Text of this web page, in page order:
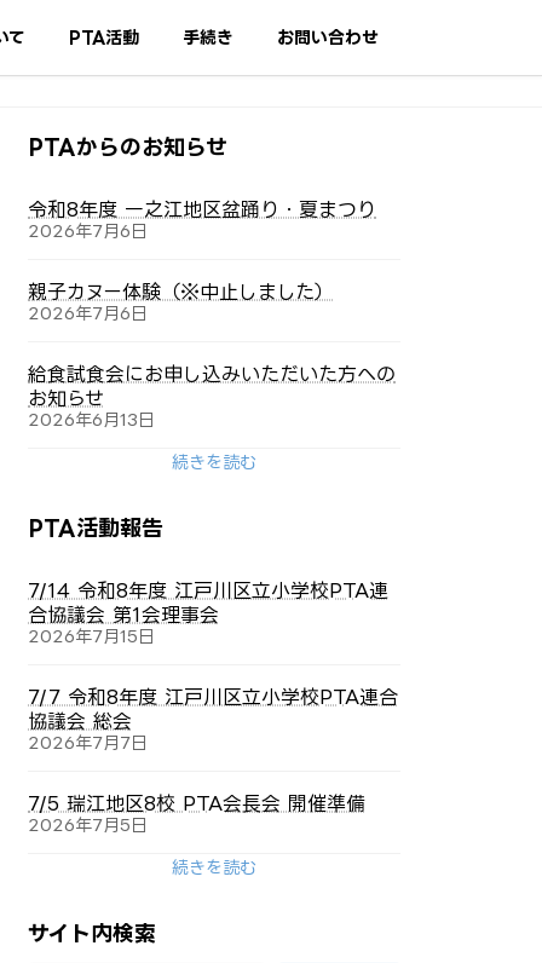
て PTA活動 手続き お問い合わせ
PTAからのお知らせ
令和8年度 一之江地区盆踊り・夏まつり
2026年7月6日
親子カヌー体験（※中止しました）
2026年7月6日
給食試食会にお申し込みいただいた方への
お知らせ
2026年6月13日
続きを読む
PTA活動報告
7/14 令和8年度 江戸川区立小学校PTA連
合協議会 第1会理事会
2026年7月15日
7/7 令和8年度 江戸川区立小学校PTA連合
協議会 総会
2026年7月7日
7/5 瑞江地区8校 PTA会長会 開催準備
2026年7月5日
続きを読む
サイト内検索